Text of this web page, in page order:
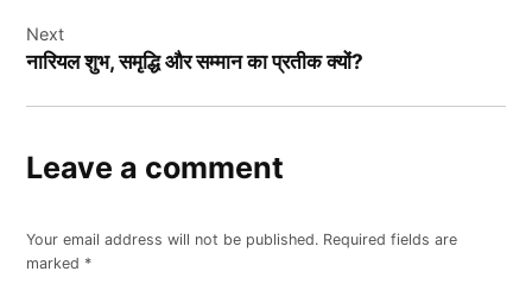
Next
नारियल शुभ, समृद्धि और सम्मान का प्रतीक क्यों?
Leave a comment
Your email address will not be published. Required fields are
marked *